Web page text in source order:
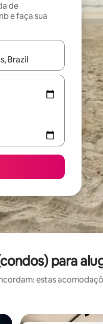
de
e faça sua
explore-os
para
estas